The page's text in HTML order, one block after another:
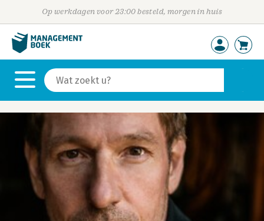
Op werkdagen voor 23:00 besteld, morgen in huis